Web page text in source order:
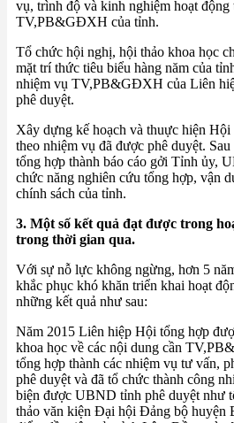
vụ, trình độ và kinh nghiệm hoạt
TV,PB&GĐXH của tỉnh.
Tổ chức hội nghị, hội thảo khoa học
mặt trí thức tiêu biểu hàng năm của
nhiệm vụ TV,PB&GĐXH của Liên
phê duyệt.
Xây dựng kế hoạch và thuực hiện Hội
theo nhiệm vụ đã được phê duyệt.
tổng hợp thành báo cáo gởi Tỉnh ủy,
chức năng nghiên cứu tổng hợp, vận
chính sách của tỉnh.
3. Một số kết quả đạt được trong
trong thời gian qua.
Với sự nỗ lực không ngừng, hơn 5
khắc phục khó khăn triển khai hoạt
những kết quả như sau:
Năm 2015 Liên hiệp Hội tổng hợp
khoa học về các nội dung cần
tổng hợp thành các nhiệm vụ tư vấn,
phê duyệt và đã tổ chức thành công
biện được UBND tỉnh phê duyệt như
thảo văn kiện Đại hội Đảng bộ huyện